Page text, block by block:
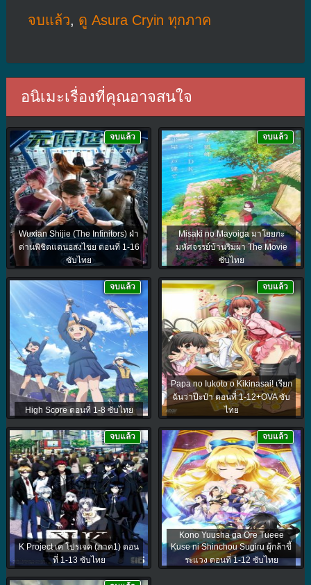
จบแล้ว, ดู Asura Cryin ทุกภาค
อนิเมะเรื่องที่คุณอาจสนใจ
Wuxian Shijie (The Infinitors) ฝ่า
ด่านพิชิตแดนอสงไขย ตอนที่ 1-16
ซับไทย
จบแล้ว
Misaki no Mayoiga มาโยยกะ
มหัศจรรย์บ้านริมผา The Movie
ซับไทย
จบแล้ว
High Score ตอนที่ 1-8 ซับไทย
จบแล้ว
Papa no Iukoto o Kikinasai! เรียก
ฉันว่าป๊ะป๋า ตอนที่ 1-12+OVA ซับ
ไทย
จบแล้ว
K Project เค โปรเจค (ภาค1) ตอน
ที่ 1-13 ซับไทย
จบแล้ว
Kono Yuusha ga Ore Tueee
Kuse ni Shinchou Sugiru ผู้กล้าขี้
ระแวง ตอนที่ 1-12 ซับไทย
จบแล้ว